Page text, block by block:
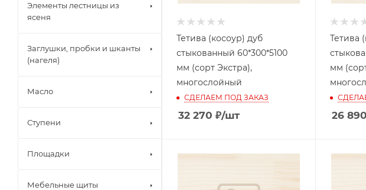
Тетива (косоур) дуб
стыкованный 60*300*5100
мм (сорт Экстра),
многослойный
СДЕЛАЕМ ПОД ЗАКАЗ
32 270 ₽/шт
Тетива
мм
26 890
Элементы лестницы из
ясеня
Заглушки, пробки и шканты
(нагеля)
Масло
Ступени
Площадки
Мебельные щиты